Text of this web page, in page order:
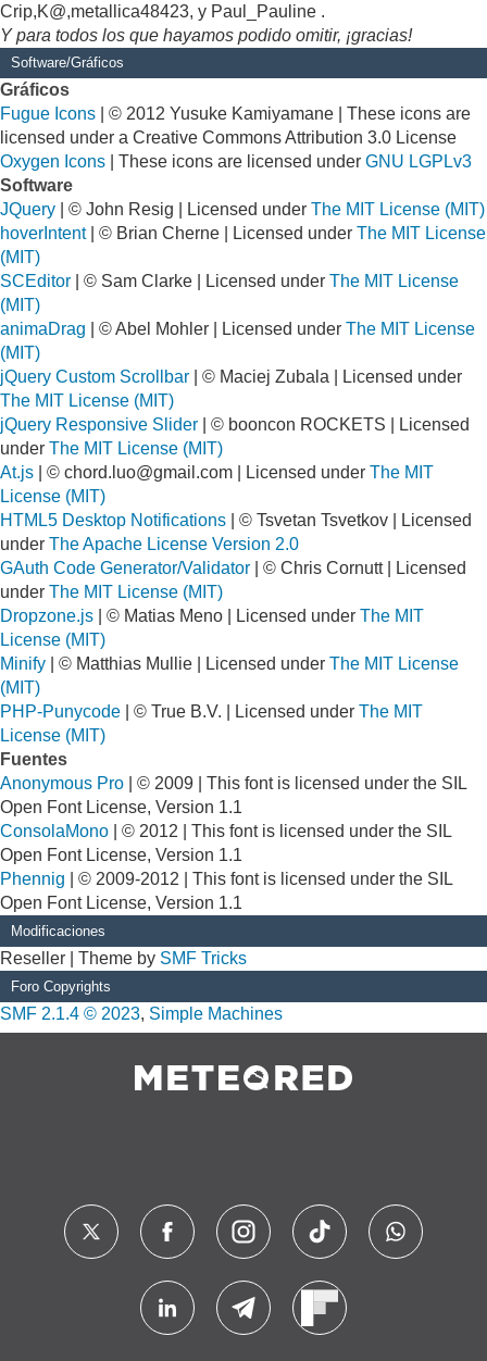
Crip,K@,metallica48423, y Paul_Pauline .
Y para todos los que hayamos podido omitir, ¡gracias!
Software/Gráficos
Gráficos
Fugue Icons | © 2012 Yusuke Kamiyamane | These icons are
licensed under a Creative Commons Attribution 3.0 License
Oxygen Icons | These icons are licensed under GNU LGPLv3
Software
JQuery | © John Resig | Licensed under The MIT License (MIT)
hoverIntent| © Brian Cherne | Licensed under The MIT License
(MIT)
SCEditor | © Sam Clarke | Licensed under The MIT License
(MIT)
animaDrag | © Abel Mohler | Licensed under The MIT License
(MIT)
jQuery Custom Scrollbar | © Maciej Zubala | Licensed under
The MIT License (MIT)
jQuery Responsive Slider | © booncon ROCKETS | Licensed
under The MIT License (MIT)
At.js | © chord.luo@gmail.com | Licensed under The MIT
License (MIT)
HTML5 Desktop Notifications | © Tsvetan Tsvetkov | Licensed
under The Apache License Version 2.0
GAuth Code Generator/Validator | © Chris Cornutt | Licensed
under The MIT License (MIT)
Dropzone.js | © Matias Meno | Licensed under The MIT
License (MIT)
Minify | © Matthias Mullie | Licensed under The MIT License
(MIT)
PHP-Punycode | © True B.V. | Licensed under The MIT
License (MIT)
Fuentes
Anonymous Pro | © 2009 | This font is licensed under the SIL
Open Font License, Version 1.1
ConsolaMono | © 2012 | This font is licensed under the SIL
Open Font License, Version 1.1
Phennig | © 2009-2012 | This font is licensed under the SIL
Open Font License, Version 1.1
Modificaciones
Reseller | Theme by SMF Tricks
Foro Copyrights
SMF 2.1.4 © 2023, Simple Machines